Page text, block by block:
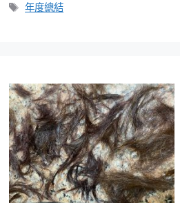
類
標
年度總結